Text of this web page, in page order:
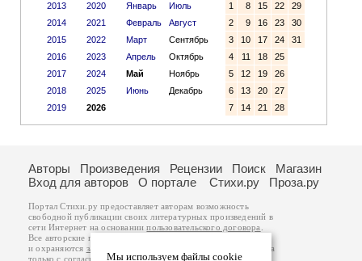
2013
2014
2015
2016
2017
2018
2019
2020
2021
2022
2023
2024
2025
2026
Январь
Июль
Февраль
Август
Март
Сентябрь
Апрель
Октябрь
Май
Ноябрь
Июнь
Декабрь
1 8 15 22
29
2
9 16 23
30
3
10 17 24
31
4
11 18
25
5
12 19
26
6
13 20
27
7
14 21 28
Мы используем файлы cookie
Авторы Произведения Рецензии Поиск
Магазин
Вход для авторов
О портале Стихи.ру Проза.ру
Портал Стихи.ру предоставляет авторам возможность
свободной публикации своих литературных произведений в
сети Интернет на основаниипользовательского договора
Все авторские права на произведения принадлежат авторам
и охраняются законом
. Перепечатка произведений возможна
только с согласия его автора, к которому вы можете